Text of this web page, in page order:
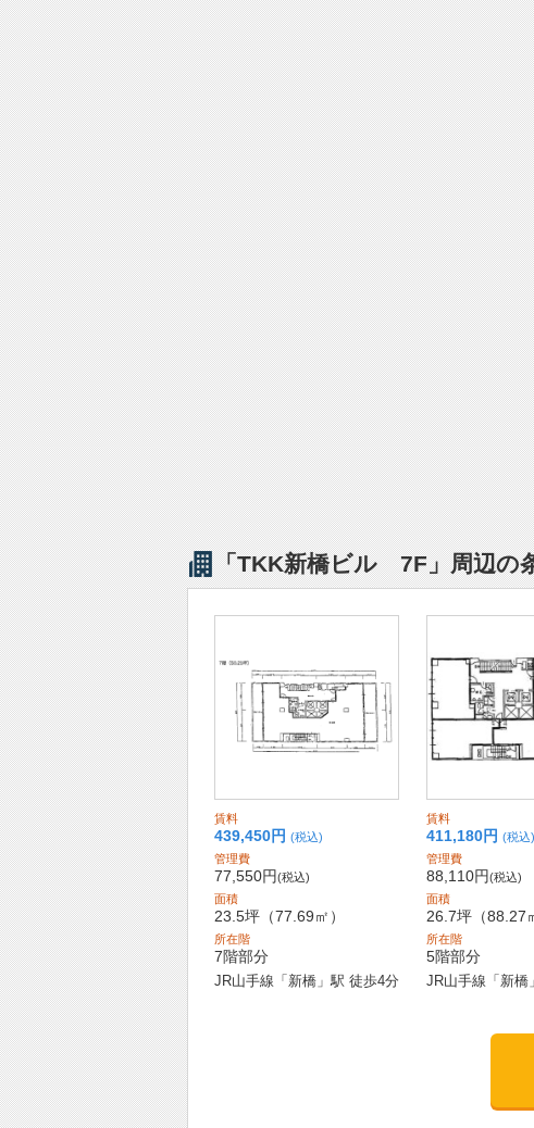
「TKK新橋ビル 7F」周辺の
賃料
439,450円 (税込)
管理費
77,550円(税込)
面積
23.5坪 （77.69㎡）
所在階
7階部分
JR山手線「新橋」駅 徒歩4分
賃料
411,180円 (税込)
管理費
88,110円(税込)
面積
26.7坪 （88.27
所在階
5階部分
JR山手線「新橋